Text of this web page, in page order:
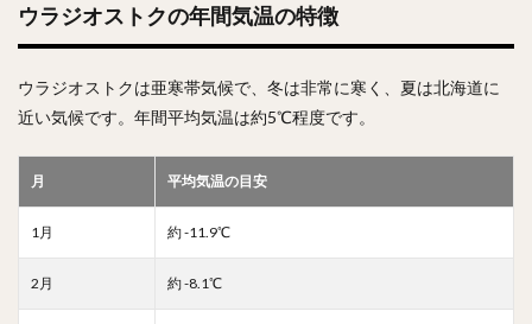
ウラジオストクの年間気温の特徴
ウラジオストクは亜寒帯気候で、冬は非常に寒く、夏は北海道に
近い気候です。年間平均気温は約5℃程度です。
月 平均気温の目安
1月 約 -11.9℃
2月 約 -8.1℃